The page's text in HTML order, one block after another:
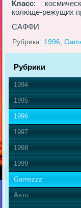
Класс:
колюще-режущих
САФФИ
Рубрика: 1996,
Рубрики
1994
1995
1996
1997
1998
1999
Gamezzz
Авто